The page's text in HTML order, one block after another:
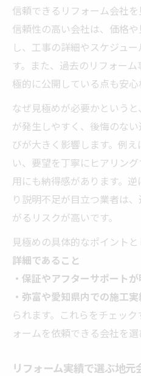
信頼できるリフォーム会社を
信頼性の高い会社は、価格
し、工事の詳細やスケジュ
す。また、過去のリフォー
極的に公開している点も安心
なぜ見極めが必要かという
が発生しやすく、後悔のな
びが大きく影響します。例
い、要望を丁寧にヒアリン
用にも納得感があります。
り説明不足が目立つ業者は
がるリスクが高いです。
見極めの具体的なポイントと
詳細であること
・保証やアフターサポート
・弥富や愛知県内での施工
られます。これらをチェッ
ォームを依頼できる会社を選
リフォーム実績で選ぶ地元